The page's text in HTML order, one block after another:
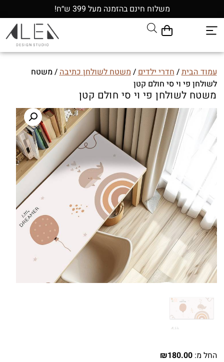
משלוח חינם בהזמנה מעל 399 ש״ח!
עמוד הבית/חדרי ילדים/משטח לשולחן כתיבה/ משטח
לשולחן פי וי סי חולם קטן
משטח לשולחן פי וי סי חולם קטן
החל מ: ₪180.00